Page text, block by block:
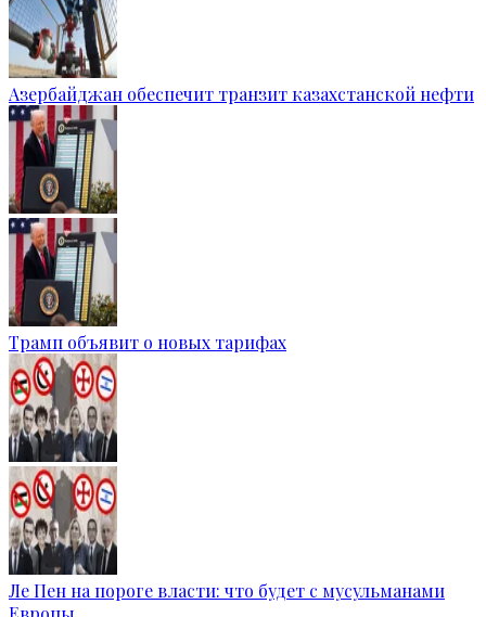
Азербайджан обеспечит транзит казахстанской нефти
Трамп объявит о новых тарифах
Ле Пен на пороге власти: что будет с мусульманами